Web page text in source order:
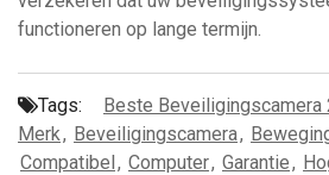
functioneren op lange termijn.
Tags: Beste Beveiligingscamera
Merk, Beveiligingscamera,
Compatibel, Computer, Garantie,